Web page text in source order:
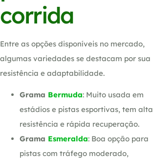
corrida
Entre as opções disponíveis no mercado,
algumas variedades se destacam por sua
resistência e adaptabilidade.
Grama Bermuda: Muito usada em
estádios e pistas esportivas, tem alta
resistência e rápida recuperação.
Grama Esmeralda: Boa opção para
pistas com tráfego moderado,